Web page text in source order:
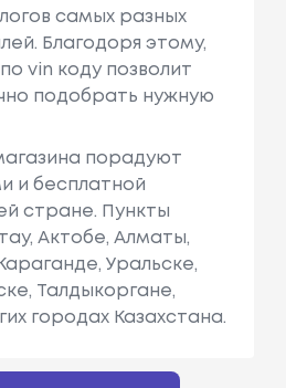
самых разных
Благодоря этому,
vin коду позволит
подобрать нужную
порадуют
и бесплатной
стране. Пункты
Актобе, Алматы,
Уральске,
Талдыкоргане,
городах Казахстана.